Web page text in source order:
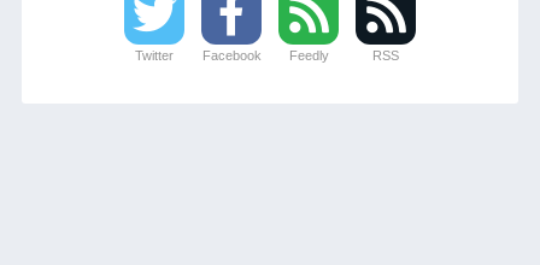
Twitter Facebook Feedly RSS